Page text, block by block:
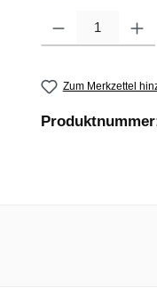
Zum Merkzettel